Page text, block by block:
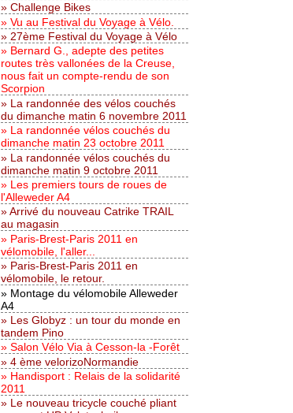
Challenge Bikes
Vu au Festival du Voyage à Vélo.
27ème Festival du Voyage à Vélo
Bernard G., adepte des petites
routes très vallonées de la Creuse,
nous fait un compte-rendu de son
Scorpion
La randonnée des vélos couchés
du dimanche matin 6 novembre 2011
La randonnée vélos couchés du
dimanche matin 23 octobre 2011
La randonnée vélos couchés du
dimanche matin 9 octobre 2011
Les premiers tours de roues de
l'Alleweder A4
Arrivé du nouveau Catrike TRAIL
au magasin
Paris-Brest-Paris 2011 en
vélomobile, l'aller...
Paris-Brest-Paris 2011 en
vélomobile, le retour.
Montage du vélomobile Alleweder
A4
Les Globyz : un tour du monde en
tandem Pino
Salon Vélo Via à Cesson-la -Forêt
4 ème velorizoNormandie
Handisport : Relais de la solidarité
2011
Le nouveau tricycle couché pliant